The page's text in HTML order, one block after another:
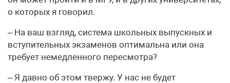
о которых я говорил.
– На ваш взгляд, система школьных выпускных и
вступительных экзаменов оптимальна или она
требует немедленного пересмотра?
– Я давно об этом твержу. У нас не будет